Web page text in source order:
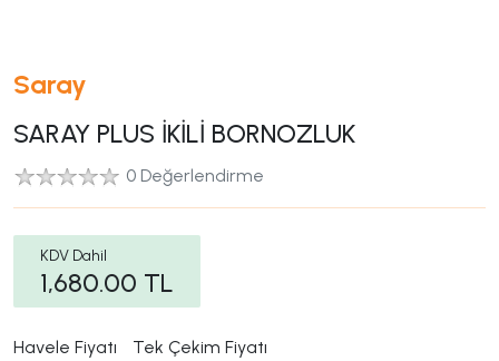
Saray
SARAY PLUS İKİLİ BORNOZLUK
0 Değerlendirme
KDV Dahil
1,680.00 TL
Havele Fiyatı Tek Çekim Fiyatı